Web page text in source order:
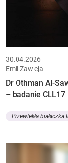
30.04.2026
Emil Zawieja
Dr Othman Al-
– badanie CLL17
Przewlekła